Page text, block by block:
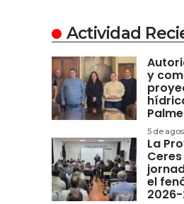
Actividad
y
5 de
La
el